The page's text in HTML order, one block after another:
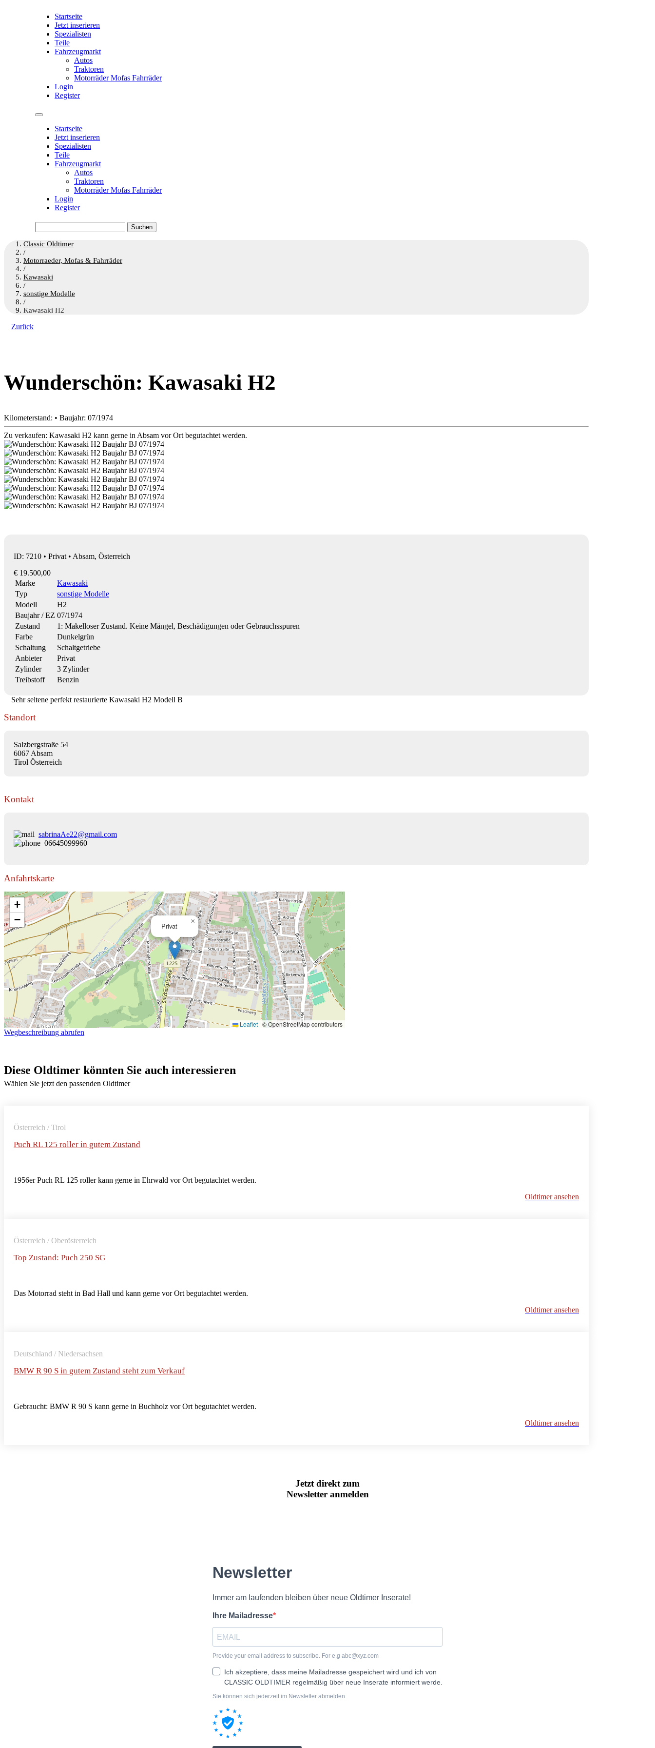
Startseite
Jetzt inserieren
Spezialisten
Teile
Fahrzeugmarkt
Autos
Traktoren
Motorräder Mofas Fahrräder
Login
Register
Startseite
Jetzt inserieren
Spezialisten
Teile
Fahrzeugmarkt
Autos
Traktoren
Motorräder Mofas Fahrräder
Login
Register
nach:
Classic Oldtimer
/
Motorraeder, Mofas & Fahrräder
/
Kawasaki
/
sonstige Modelle
/
Kawasaki H2
Zurück
Wunderschön: Kawasaki H2
Kilometerstand: • Baujahr: 07/1974
Zu verkaufen: Kawasaki H2 kann gerne in Absam vor Ort begutachtet werden.
ID: 7210 • Privat • Absam, Österreich
€ 19.500,00
Marke
Kawasaki
Typ
sonstige Modelle
Modell
H2
Baujahr / EZ 07/1974
Zustand
1: Makelloser Zustand. Keine Mängel, Beschädigungen oder Gebrauchsspuren
Farbe
Dunkelgrün
Schaltung
Schaltgetriebe
Anbieter
Privat
Zylinder
3 Zylinder
Treibstoff
Benzin
Sehr seltene perfekt restaurierte Kawasaki H2 Modell B
Standort
Salzbergstraße 54
6067 Absam
Tirol Österreich
Kontakt
sabrinaAe22@gmail.com
06645099960
Anfahrtskarte
Privat
×
+
−
Leaflet | © OpenStreetMap contributors
Wegbeschreibung abrufen
Diese Oldtimer könnten Sie auch interessieren
Wählen Sie jetzt den passenden Oldtimer
Österreich / Tirol
Puch RL 125 roller in gutem Zustand
1956er Puch RL 125 roller kann gerne in Ehrwald vor Ort begutachtet werden.
Oldtimer ansehen
Österreich / Oberösterreich
Top Zustand: Puch 250 SG
Das Motorrad steht in Bad Hall und kann gerne vor Ort begutachtet werden.
Oldtimer ansehen
Deutschland / Niedersachsen
BMW R 90 S in gutem Zustand steht zum Verkauf
Gebraucht: BMW R 90 S kann gerne in Buchholz vor Ort begutachtet werden.
Oldtimer ansehen
Jetzt direkt zum
Newsletter anmelden